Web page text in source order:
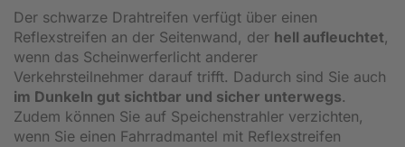
Der schwarze Drahtreifen verfügt über einen
Reflexstreifen an der Seitenwand, der hell aufleuchtet,
wenn das Scheinwerferlicht anderer
Verkehrsteilnehmer darauf trifft. Dadurch sind Sie auch
im Dunkeln gut sichtbar und sicher unterwegs.
Zudem können Sie auf Speichenstrahler verzichten,
wenn Sie einen Fahrradmantel mit Reflexstreifen